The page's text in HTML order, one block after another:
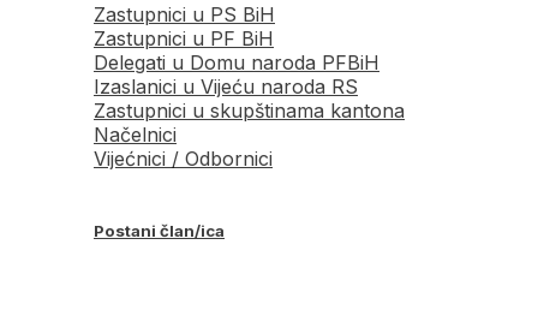
Zastupnici u PS BiH
Zastupnici u PF BiH
Delegati u Domu naroda PFBiH
Izaslanici u Vijeću naroda RS
Zastupnici u skupštinama kantona
Načelnici
Vijećnici / Odbornici
Postani član/ica